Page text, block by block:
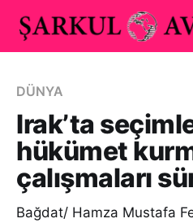
DÜNYA
Irak’ta
hükümet
çalışmaları
Bağdat/ Hamza Mustafa